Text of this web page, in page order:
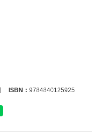
ISBN： 9784840125925